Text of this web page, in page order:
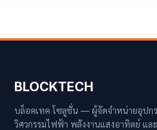
BLOCKTECH
บล็อคเทค โซลูชั่น — ผู้จัดจำหน่ายอุปก
วิศวกรรมไฟฟ้า พลังงานแสงอาทิตย์ แล